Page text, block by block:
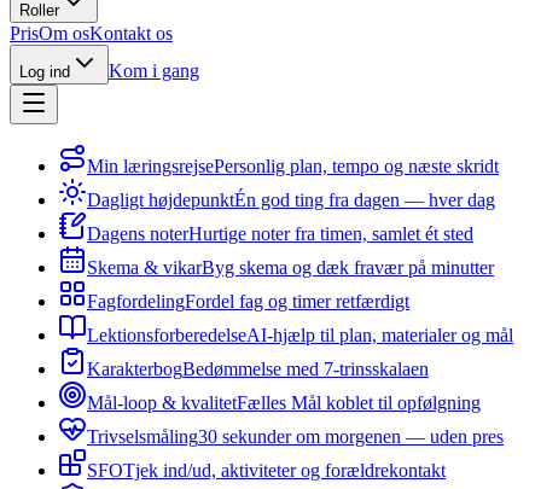
Roller
PrisOm osKontakt os
Log ind Kom i gang
Min læringsrejsePersonlig plan, tempo og næste skridt
Dagligt højdepunktÉn god ting fra dagen — hver dag
Dagens noterHurtige noter fra timen, samlet ét sted
Skema & vikarByg skema og dæk fravær på minutter
FagfordelingFordel fag og timer retfærdigt
LektionsforberedelseAI-hjælp til plan, materialer og mål
KarakterbogBedømmelse med 7-trinsskalaen
Mål-loop & kvalitetFælles Mål koblet til opfølgning
Trivselsmåling30 sekunder om morgenen — uden pres
SFOTjek ind/ud, aktiviteter og forældrekontakt